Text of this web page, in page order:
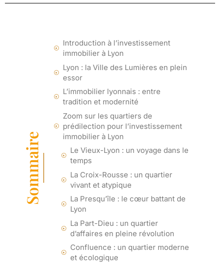
Sommaire
Introduction à l’investissement
immobilier à Lyon
Lyon : la Ville des Lumières en plein
essor
L’immobilier lyonnais : entre
tradition et modernité
Zoom sur les quartiers de
prédilection pour l’investissement
immobilier à Lyon
Le Vieux-Lyon : un voyage dans le
temps
La Croix-Rousse : un quartier
vivant et atypique
La Presqu’île : le cœur battant de
Lyon
La Part-Dieu : un quartier
d’affaires en pleine révolution
Confluence : un quartier moderne
et écologique